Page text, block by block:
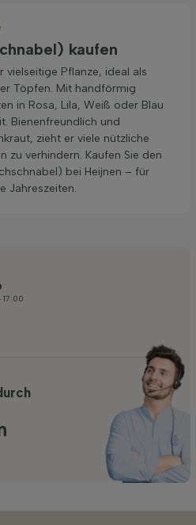
kaufen
vielseitige Pflanze, ideal als
Töpfen. Mit handförmig
in Rosa, Lila, Weiß oder Blau
Bienenfreundlich und
zieht er viele nützliche
zu verhindern. Kaufen Sie den
bei Heijnen – für
Jahreszeiten.